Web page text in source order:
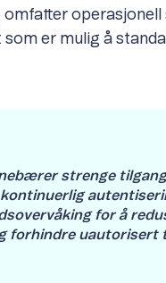
omfatter
som er mulig å
strenge
kontinuerlig
for å
forhindre uautorisert